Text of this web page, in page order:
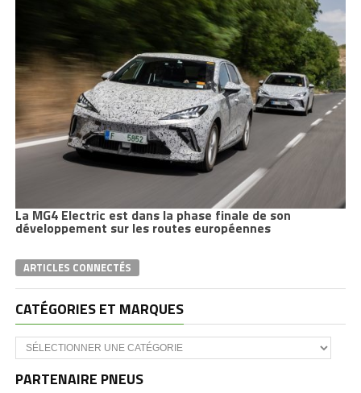
La MG4 Electric est dans la phase finale de son
développement sur les routes européennes
ARTICLES CONNECTÉS
CATÉGORIES ET MARQUES
Catégories
et
PARTENAIRE PNEUS